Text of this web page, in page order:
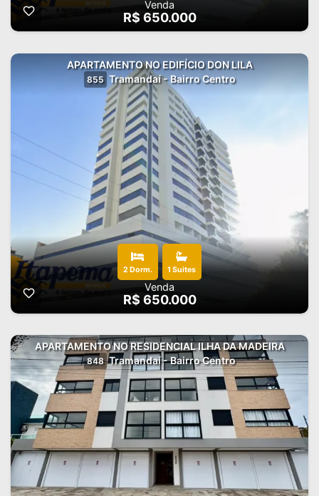
Venda
R$ 650.000
APARTAMENTO NO EDIFÍCIO DON LILA
855 Tramandaí - Bairro Centro
2 Dorm. 1 Suites
Venda
R$ 650.000
APARTAMENTO NO RESIDENCIAL ILHA DA MADEIRA
848 Tramandaí - Bairro Centro